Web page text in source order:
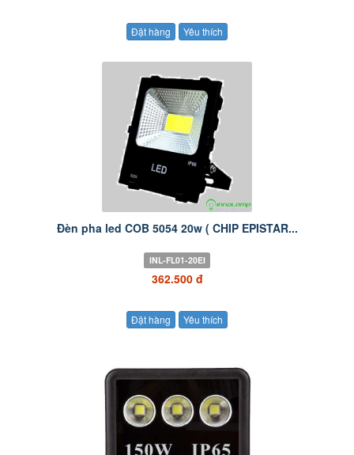
Đặt hàng Yêu thích
Đèn pha led COB 5054 20w ( CHIP EPISTAR...
INL-FL01-20EI
362.500 đ
Đặt hàng Yêu thích